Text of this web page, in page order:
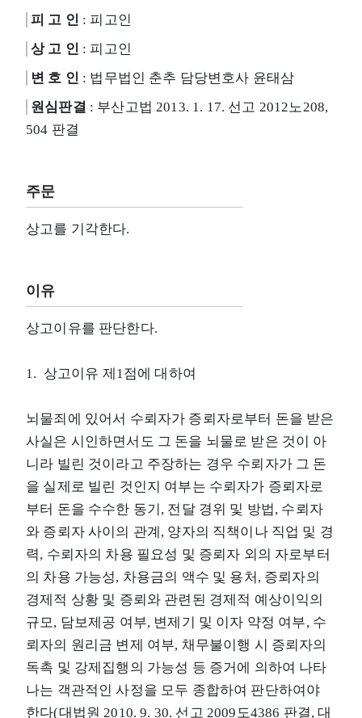
피 고 인 : 피고인
상 고 인 : 피고인
변 호 인 : 법무법인 춘추 담당변호사 윤태삼
원심판결 : 부산고법 2013. 1. 17. 선고 2012노208,
504 판결
주문
상고를 기각한다.
이유
상고이유를 판단한다.
1. 상고이유 제1점에 대하여
뇌물죄에 있어서 수뢰자가 증뢰자로부터 돈을 받은
사실은 시인하면서도 그 돈을 뇌물로 받은 것이 아
니라 빌린 것이라고 주장하는 경우 수뢰자가 그 돈
을 실제로 빌린 것인지 여부는 수뢰자가 증뢰자로
부터 돈을 수수한 동기, 전달 경위 및 방법, 수뢰자
와 증뢰자 사이의 관계, 양자의 직책이나 직업 및 경
력, 수뢰자의 차용 필요성 및 증뢰자 외의 자로부터
의 차용 가능성, 차용금의 액수 및 용처, 증뢰자의
경제적 상황 및 증뢰와 관련된 경제적 예상이익의
규모, 담보제공 여부, 변제기 및 이자 약정 여부, 수
뢰자의 원리금 변제 여부, 채무불이행 시 증뢰자의
독촉 및 강제집행의 가능성 등 증거에 의하여 나타
나는 객관적인 사정을 모두 종합하여 판단하여야
한다(대법원 2010. 9. 30. 선고 2009도4386 판결, 대